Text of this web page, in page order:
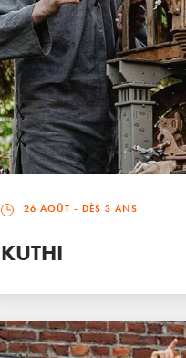
26 AOÛT - DÈS 3 ANS
KUTHI